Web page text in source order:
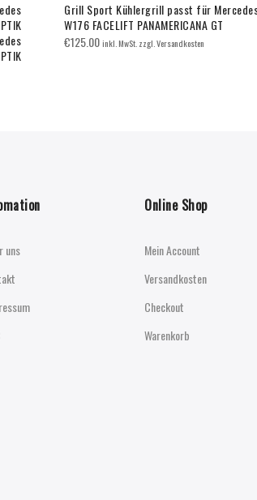
Grill Sport Kühlergrill passt für
W176 FACELIFT PANAMERICANA GT
€125.00inkl. MwSt. zzgl. Versandkosten
uns
Online Shop
Mein Account
Versandkosten
Checkout
Warenkorb